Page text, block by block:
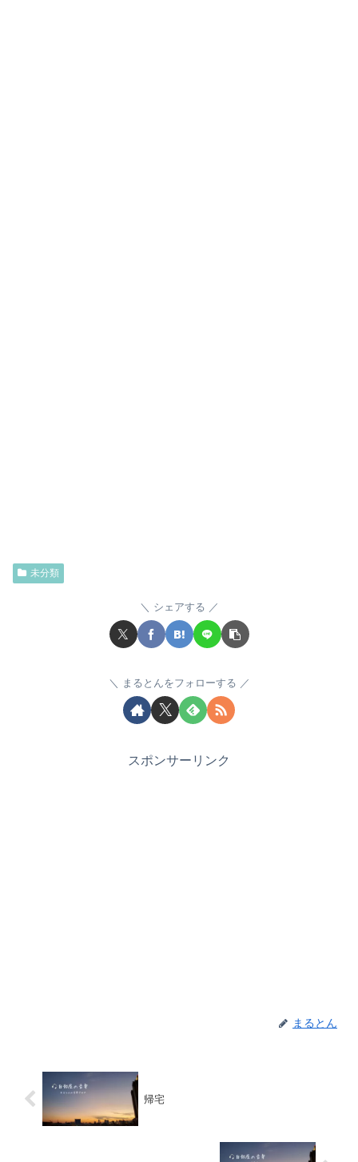
未分類
シェアする
まるとんをフォローする
スポンサーリンク
まるとん
帰宅